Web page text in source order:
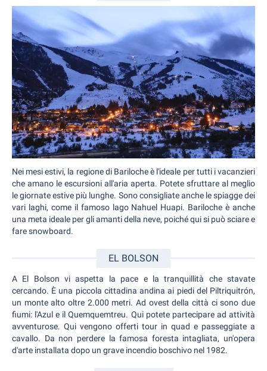
Nei mesi estivi, la regione di Bariloche è l'ideale per tutti i vacanzieri
che amano le escursioni all'aria aperta. Potete sfruttare al meglio
le giornate estive più lunghe. Sono consigliate anche le spiagge dei
vari laghi, come il famoso lago Nahuel Huapi. Bariloche è anche
una meta ideale per gli amanti della neve, poiché qui si può sciare e
fare snowboard.
EL BOLSON
A El Bolson vi aspetta la pace e la tranquillità che stavate
cercando. È una piccola cittadina andina ai piedi del Piltriquitrón,
un monte alto oltre 2.000 metri. Ad ovest della città ci sono due
fiumi: l'Azul e il Quemquemtreu. Qui potete partecipare ad attività
avventurose. Qui vengono offerti tour in quad e passeggiate a
cavallo. Da non perdere la famosa foresta intagliata, un'opera
d'arte installata dopo un grave incendio boschivo nel 1982.